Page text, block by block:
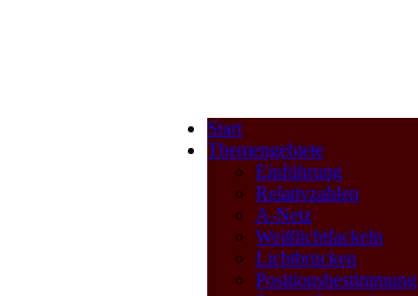
Start
Themengebiete
Einführung
Relativzahlen
A-Netz
Weißlichtfackeln
Lichtbrücken
Positionsbestimmung